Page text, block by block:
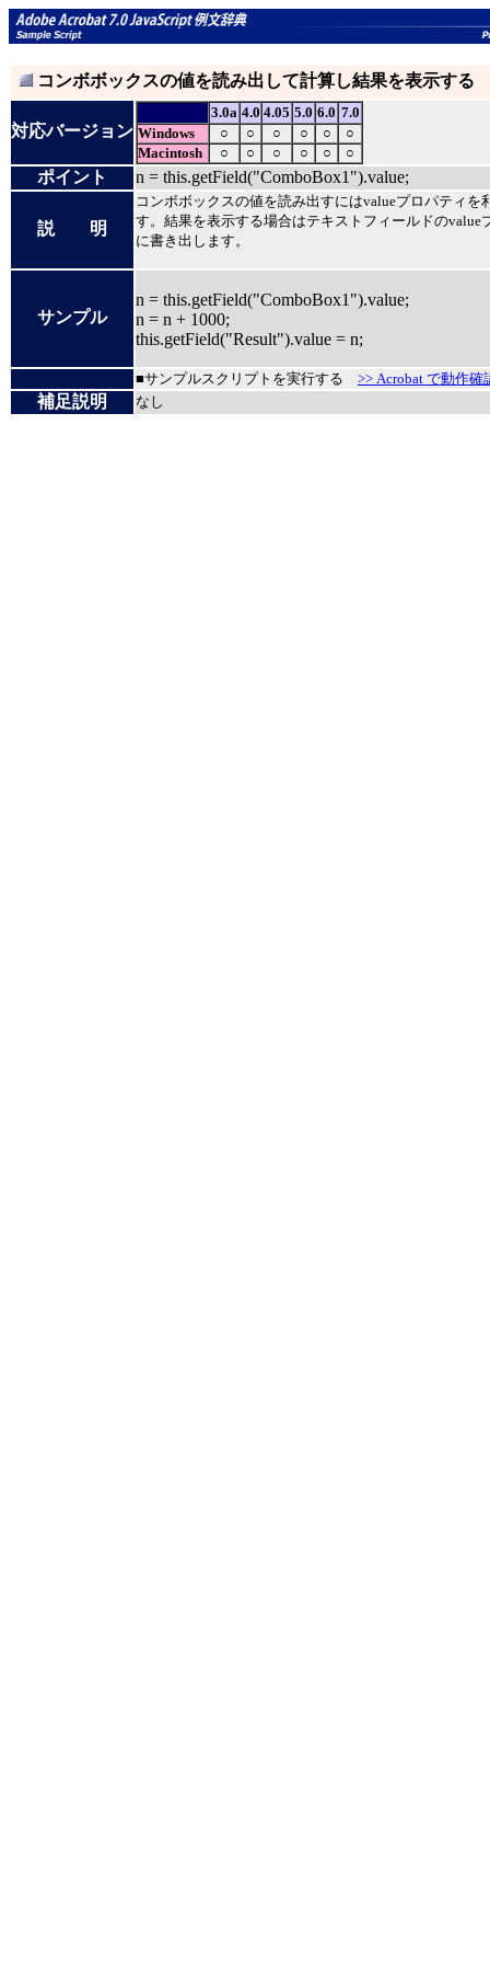
コンボボックスの値を読み出して計算し結果を表示する
対応バージョン
3.0a 4.0 4.05 5.0 6.0 7.0
Windows
○ ○ ○ ○ ○
○
Macintosh
○ ○ ○ ○ ○ ○
ポイント n = this.getField("ComboBox1").value;
説 明
コンボボックスの値を読み出すにはvalueプロパティを
す。結果を表示する場合はテキストフィールドのvalue
に書き出します。
サンプル
n = this.getField("ComboBox1").value;
n = n + 1000;
this.getField("Result").value = n;
■サンプルスクリプトを実行する >> Acrobat で動作確
補足説明 なし